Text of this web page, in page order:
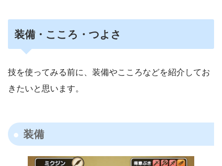
装備・こころ・つよさ
技を使ってみる前に、装備やこころなどを紹介してお
きたいと思います。
装備